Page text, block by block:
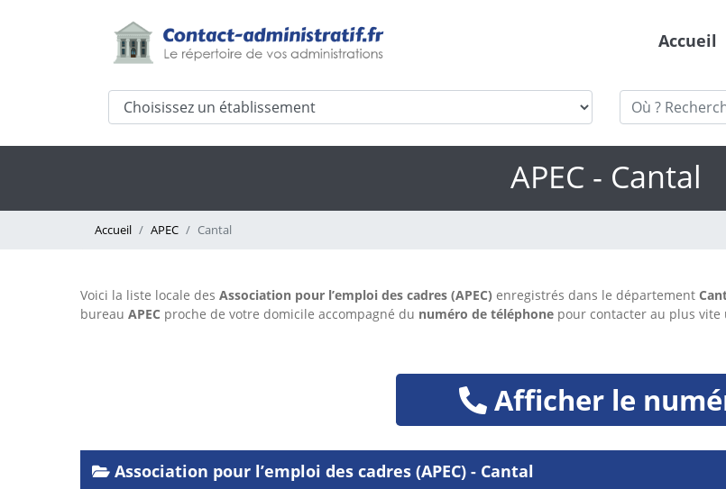
Accueil
APEC - Cantal
Accueil APEC Cantal
Voici la liste locale des Association pour l’emploi des cadres (APEC) enregistrés dans le département
bureau APEC proche de votre domicile accompagné du numéro de téléphone pour contacter au plus vite
Afficher le
Association pour l’emploi des cadres (APEC) - Cantal